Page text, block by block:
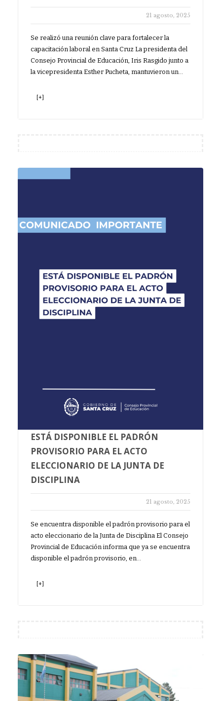
21 agosto, 2025
Se realizó una reunión clave para fortalecer la
capacitación laboral en Santa Cruz La presidenta del
Consejo Provincial de Educación, Iris Rasgido junto a
la vicepresidenta Esther Pucheta, mantuvieron un…
[+]
ESTÁ DISPONIBLE EL PADRÓN
PROVISORIO PARA EL ACTO
ELECCIONARIO DE LA JUNTA DE
DISCIPLINA
21 agosto, 2025
Se encuentra disponible el padrón provisorio para el
acto eleccionario de la Junta de Disciplina El Consejo
Provincial de Educación informa que ya se encuentra
disponible el padrón provisorio, en…
[+]